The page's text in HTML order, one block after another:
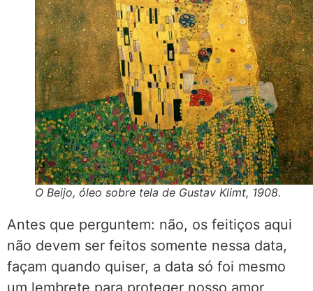
O Beijo, óleo sobre tela de Gustav Klimt, 1908.
Antes que perguntem: não, os feitiços aqui
não devem ser feitos somente nessa data,
façam quando quiser, a data só foi mesmo
um lembrete para proteger nosso amor